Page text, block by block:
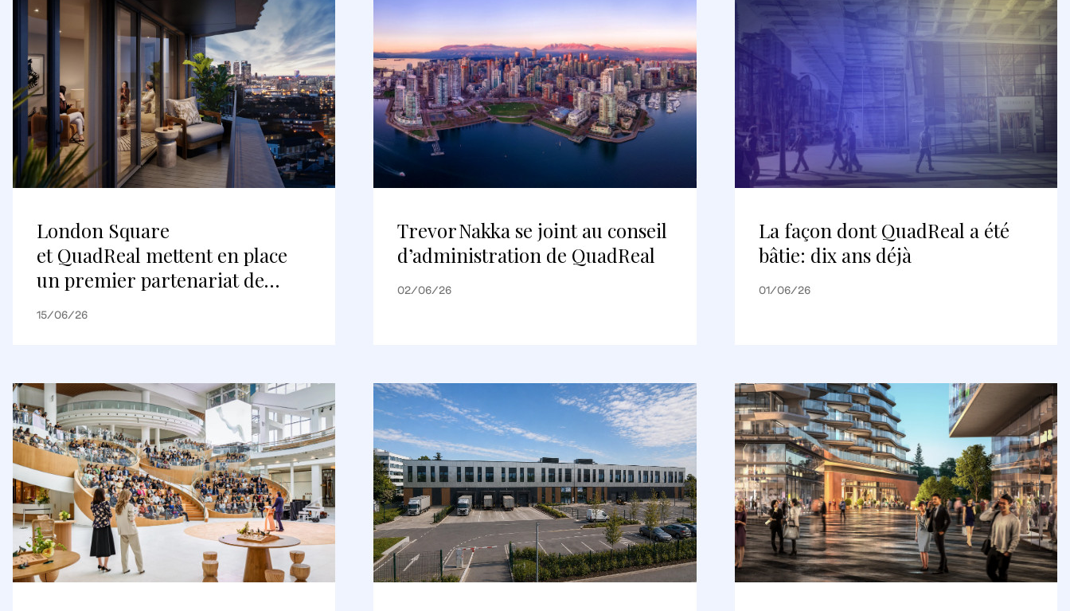
London Square
et QuadReal mettent en place
un premier partenariat de
logements construits pour être
15/06/26
Trevor Nakka se joint au conseil
d’administration de QuadReal
02/06/26
La façon dont QuadReal a été
bâtie: dix ans déjà
01/06/26